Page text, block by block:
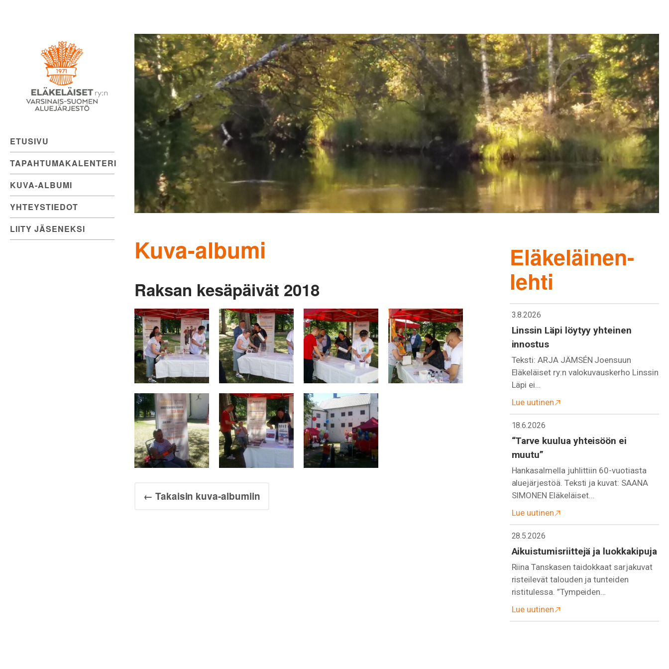
Eläkeläiset
ry:n
Varsinais-
Suomen
Aluejärjestö
ETUSIVU
TAPAHTUMAKALENTERI
KUVA-ALBUMI
YHTEYSTIEDOT
LIITY JÄSENEKSI
Kuva-albumi
Raksan kesäpäivät 2018
← Takaisin kuva-albumiin
Eläkeläinen-
lehti
3.8.2026
Linssin Läpi löytyy yhteinen
innostus
Teksti: ARJA JÄMSÉN Joensuun
Eläkeläiset ry:n valokuvauskerho Linssin
Läpi ei…
Lue uutinen
18.6.2026
“Tarve kuulua yhteisöön ei
muutu”
Hankasalmella juhlittiin 60-vuotiasta
aluejärjestöä. Teksti ja kuvat: SAANA
SIMONEN Eläkeläiset…
Lue uutinen
28.5.2026
Aikuistumisriittejä ja luokkakipuja
Riina Tanskasen taidokkaat sarjakuvat
risteilevät talouden ja tunteiden
ristitulessa. ”Tympeiden…
Lue uutinen